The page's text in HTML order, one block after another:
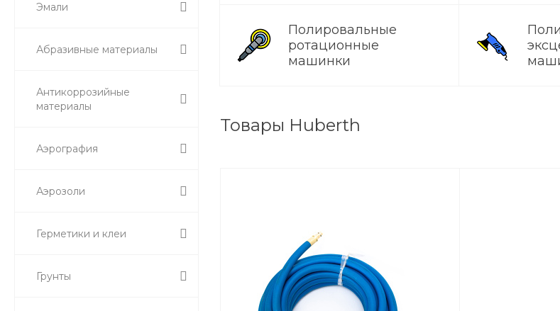
Эмали
Абразивные материалы
Антикоррозийные
материалы
Аэрография
Аэрозоли
Герметики и клеи
Грунты
Полировальные
ротационные
машинки
Товары Huberth